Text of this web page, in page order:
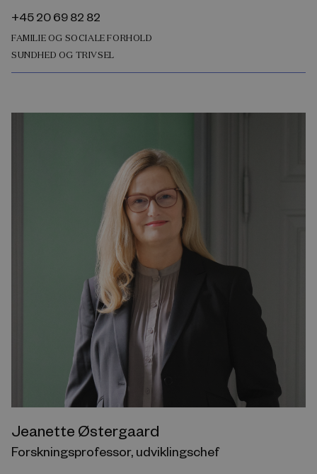
+45 20 69 82 82
FAMILIE OG SOCIALE FORHOLD
SUNDHED OG TRIVSEL
Jeanette Østergaard
Forskningsprofessor, udviklingschef